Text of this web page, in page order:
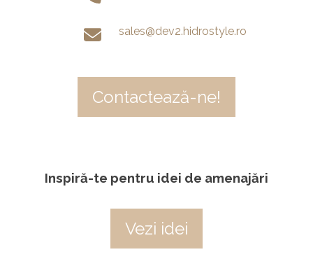
sales@dev2.hidrostyle.ro
Contactează-ne!
Inspiră-te pentru idei de amenajări
Vezi idei